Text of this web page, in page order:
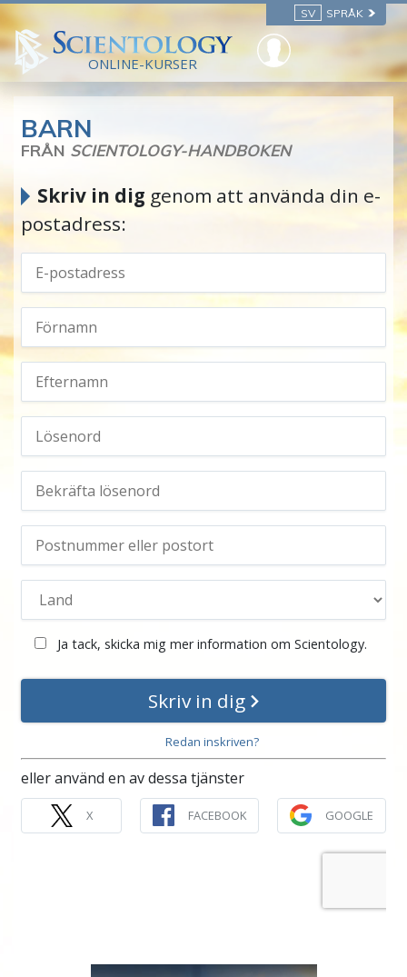
SV SPRÅK
ONLINE-KURSER
BARN
FRÅN SCIENTOLOGY-HANDBOKEN
Skriv in dig genom att använda din e-
postadress:
Ja tack, skicka mig mer information om Scientology.
Skriv in dig
Redan inskriven?
eller använd en av dessa tjänster
X FACEBOOK GOOGLE